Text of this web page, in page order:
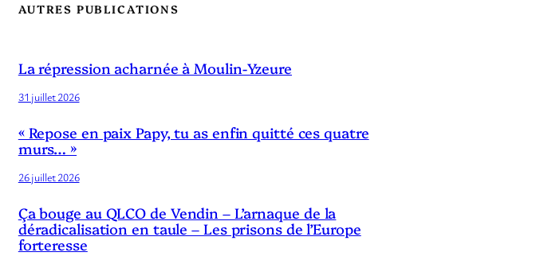
AUTRES PUBLICATIONS
La répression acharnée à Moulin-Yzeure
31 juillet 2026
« Repose en paix Papy, tu as enfin quitté ces quatre
murs… »
26 juillet 2026
Ça bouge au QLCO de Vendin – L’arnaque de la
déradicalisation en taule – Les prisons de l’Europe
forteresse